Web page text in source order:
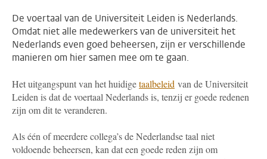
De voertaal van de Universiteit Leiden is Nederlands.
Omdat niet alle medewerkers van de universiteit het
Nederlands even goed beheersen, zijn er verschillende
manieren om hier samen mee om te gaan.
Het uitgangspunt van het huidigetaalbeleid van de Universiteit
Leiden is dat de voertaal Nederlands is, tenzij er goede redenen
zijn om dit te veranderen.
Als één of meerdere collega’s de Nederlandse taal niet
voldoende beheersen, kan dat een goede reden zijn om